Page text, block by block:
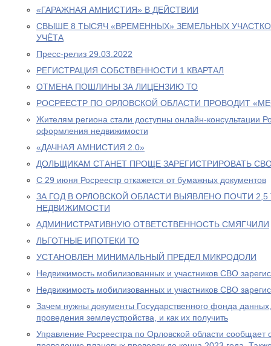
«ГАРАЖНАЯ АМНИСТИЯ» В ДЕЙСТВИИ
СВЫШЕ 8 ТЫСЯЧ «ВРЕМЕННЫХ» ЗЕМЕЛЬНЫХ
УЧЁТА
Пресс-релиз 29.03.2022
РЕГИСТРАЦИЯ СОБСТВЕННОСТИ 1 КВАРТАЛ
ОТМЕНА ПОШЛИНЫ ЗА ЛИЦЕНЗИЮ ТО
РОСРЕЕСТР ПО ОРЛОВСКОЙ ОБЛАСТИ ПРОВОДИТ
Жителям региона стали доступны онлайн-консультации
оформления недвижимости
«ДАЧНАЯ АМНИСТИЯ 2.0»
ДОЛЬЩИКАМ СТАНЕТ ПРОЩЕ ЗАРЕГИСТРИРОВАТЬ
С 29 июня Росреестр откажется от бумажных документов
ЗА ГОД В ОРЛОВСКОЙ ОБЛАСТИ ВЫЯВЛЕНО ПОЧТИ
НЕДВИЖИМОСТИ
АДМИНИСТРАТИВНУЮ ОТВЕТСТВЕННОСТЬ СМЯГЧИЛИ
ЛЬГОТНЫЕ ИПОТЕКИ ТО
УСТАНОВЛЕН МИНИМАЛЬНЫЙ ПРЕДЕЛ МИКРОДОЛИ
Недвижимость мобилизованных и участников СВО
Недвижимость мобилизованных и участников СВО
Зачем нужны документы Государственного фонда
проведения землеустройства, и как их получить
Управление Росреестра по Орловской области